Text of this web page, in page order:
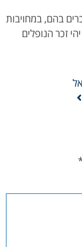
בהם, במחויבות
זכר הנופלים